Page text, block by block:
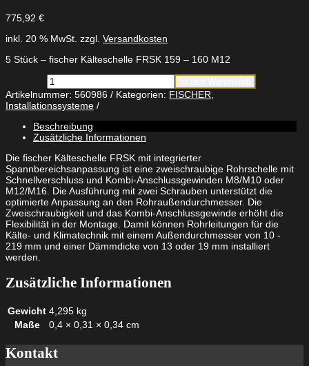
775,92 €
inkl. 20 % MwSt. zzgl. Versandkosten
5 Stück – fischer Kälteschelle FRSK 159 – 160 M12
fischer
Kälteschelle
FRSK
159
-
160
M12
Menge
Artikelnummer: 560986 Kategorien: FISCHER
Installationssysteme
Beschreibung
Zusätzliche Informationen
Die fischer Kälteschelle FRSK mit integrierter
Spannbereichsanpassung ist eine zweischraubige Rohrschelle mit
Schnellverschluss und Kombi-Anschlussgewinden M8/M10 oder
M12/M16. Die Ausführung mit zwei Schrauben unterstützt die
optimierte Anpassung an den Rohraußendurchmesser. Die
Zweischraubigkeit und das Kombi-Anschlussgewinde erhöht die
Flexibilität in der Montage. Damit können Rohrleitungen für die
Kälte- und Klimatechnik mit einem Außendurchmesser von 10 -
219 mm und einer Dämmdicke von 13 oder 19 mm installiert
werden.
Zusätzliche Informationen
Gewicht 4,295 kg
Maße
0,4 × 0,31 × 0,34 cm
Kontakt